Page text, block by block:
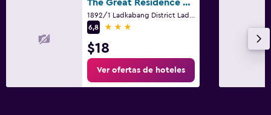
Sistema de entretenimiento
TV de pantalla plana
TV por cable o vía satélite
The Great Residence Suvarnabhumi Airport
6,8
3 estrellas
$18
Ver ofertas de hoteles